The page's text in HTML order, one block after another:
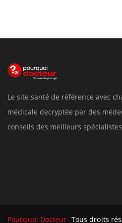
Le site santé de référence avec
médicale decryptée par des
conseils des meilleurs
Pourquoi Docteur Tous droits